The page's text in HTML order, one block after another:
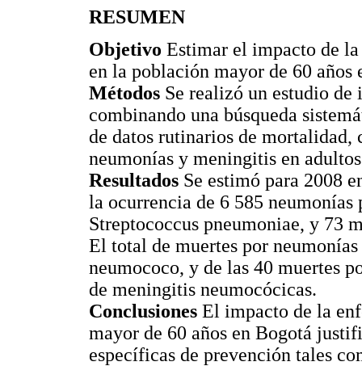
RESUMEN
Objetivo Estimar el impacto de
en la población mayor de 60
Métodos Se realizó un estudio de
combinando una búsqueda
de datos rutinarios de mortalidad,
neumonías y meningitis en
Resultados Se estimó para 2008
la ocurrencia de 6 585 neumonías
Streptococcus pneumoniae, y 73
El total de muertes por
neumococo, y de las 40 muertes
de meningitis neumocócicas.
Conclusiones El impacto de la
mayor de 60 años en Bogotá
específicas de prevención tales